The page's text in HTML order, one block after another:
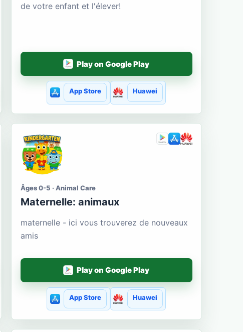
de votre enfant et l'élever!
Play on Google Play
App Store Huawei
Âges 0-5 · Animal Care
Maternelle: animaux
maternelle - ici vous trouverez de nouveaux
amis
Play on Google Play
App Store Huawei